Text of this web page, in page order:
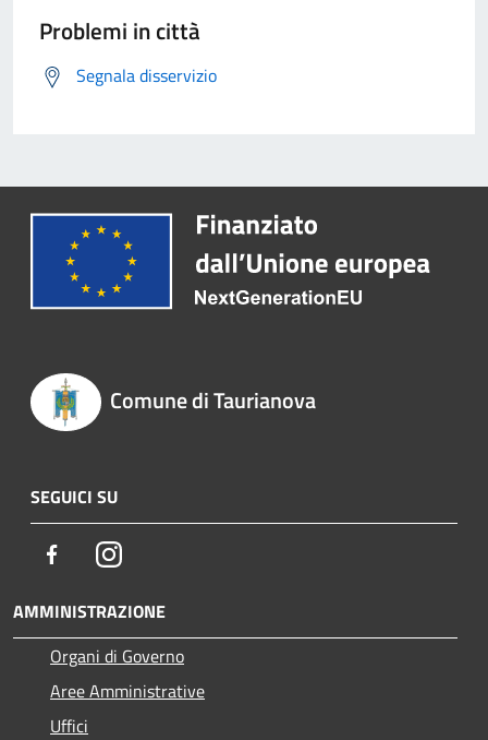
Problemi in città
Segnala disservizio
Comune di Taurianova
SEGUICI SU
FacebookInstagram
AMMINISTRAZIONE
Organi di Governo
Aree Amministrative
Uffici